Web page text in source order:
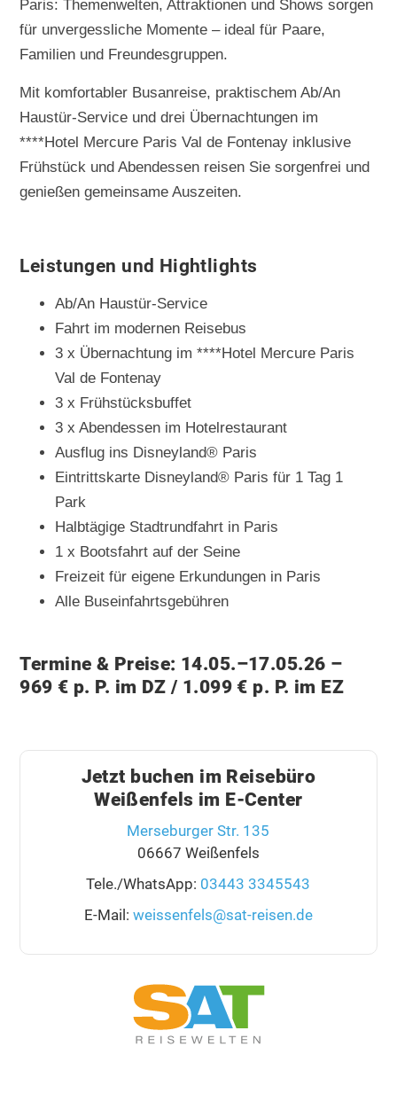
Paris: Themenwelten, Attraktionen und Shows sorgen
für unvergessliche Momente – ideal für Paare,
Familien und Freundesgruppen.
Mit komfortabler Busanreise, praktischem Ab/An
Haustür-Service und drei Übernachtungen im
****Hotel Mercure Paris Val de Fontenay inklusive
Frühstück und Abendessen reisen Sie sorgenfrei und
genießen gemeinsame Auszeiten.
Leistungen und Hightlights
Ab/An Haustür-Service
Fahrt im modernen Reisebus
3 x Übernachtung im ****Hotel Mercure Paris
Val de Fontenay
3 x Frühstücksbuffet
3 x Abendessen im Hotelrestaurant
Ausflug ins Disneyland® Paris
Eintrittskarte Disneyland® Paris für 1 Tag 1
Park
Halbtägige Stadtrundfahrt in Paris
1 x Bootsfahrt auf der Seine
Freizeit für eigene Erkundungen in Paris
Alle Buseinfahrtsgebühren
Termine & Preise: 14.05.–17.05.26 –
969 € p. P. im DZ / 1.099 € p. P. im EZ
Jetzt buchen im Reisebüro
Weißenfels im E-Center
Merseburger Str. 135
06667 Weißenfels
Tele./WhatsApp: 03443 3345543
E-Mail: weissenfels@sat-reisen.de